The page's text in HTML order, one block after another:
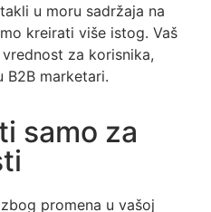
u moru sadržaja na
kreirati više istog. Vaš
za korisnika,
marketari.
samo za
promena u vašoj